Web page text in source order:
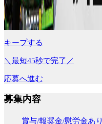
キープする
＼最短45秒で完了／
応募へ進む
募集内容
賞与/報奨金/慰労金あり